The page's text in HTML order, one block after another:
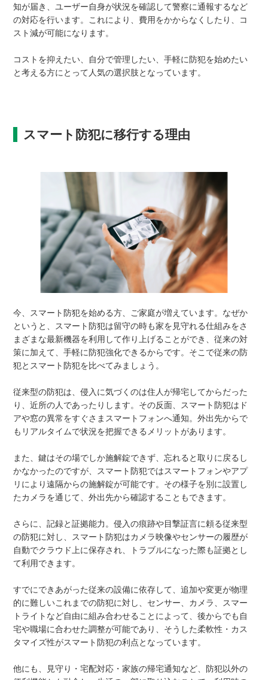
知が届き、ユーザー自身が状況を確認して警察に通報するなど
の対応を行います。これにより、費用をかからなくしたり、コ
スト減が可能になります。
コストを抑えたい、自分で管理したい、手軽に防犯を始めたい
と考える方にとって人気の選択肢となっています。
スマート防犯に移行する理由
今、スマート防犯を始める方、ご家庭が増えています。なぜか
というと、スマート防犯は留守の時も家を見守れる仕組みをさ
まざまな最新機器を利用して作り上げることができ、従来の対
策に加えて、手軽に防犯強化できるからです。そこで従来の防
犯とスマート防犯を比べてみましょう。
従来型の防犯は、侵入に気づくのは住人が帰宅してからだった
り、近所の人であったりします。その反面、スマート防犯はド
アや窓の異常をすぐさまスマートフォンへ通知。外出先からで
もリアルタイムで状況を把握できるメリットがあります。
また、鍵はその場でしか施解錠できず、忘れると取りに戻るし
かなかったのですが、スマート防犯ではスマートフォンやアプ
リにより遠隔からの施解錠が可能です。その様子を別に設置し
たカメラを通じて、外出先から確認することもできます。
さらに、記録と証拠能力。侵入の痕跡や目撃証言に頼る従来型
の防犯に対し、スマート防犯はカメラ映像やセンサーの履歴が
自動でクラウド上に保存され、トラブルになった際も証拠とし
て利用できます。
すでにできあがった従来の設備に依存して、追加や変更が物理
的に難しいこれまでの防犯に対し、センサー、カメラ、スマー
トライトなど自由に組み合わせることによって、後からでも自
宅や職場に合わせた調整が可能であり、そうした柔軟性・カス
タマイズ性がスマート防犯の利点となっています。
他にも、見守り・宅配対応・家族の帰宅通知など、防犯以外の